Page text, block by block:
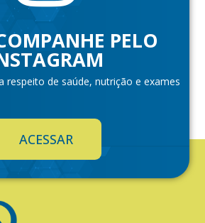
PELO
respeito de saúde, nutrição e exames
ACESSAR